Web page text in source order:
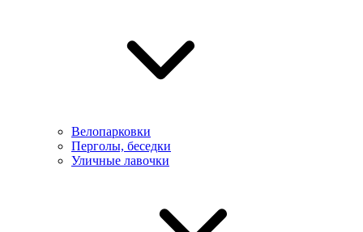
Велопарковки
Перголы, беседки
Уличные лавочки